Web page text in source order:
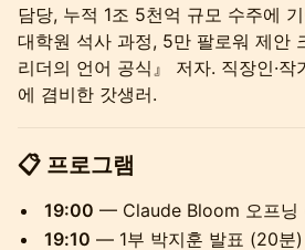
담당, 누적 1조 5천억 규모 수주에
대학원 석사 과정, 5만 팔로워 제안
리더의 언어 공식』 저자. 직장인·작
에 겸비한 갓생러.
📋 프로그램
19:00 — Claude Bloom 오프닝
19:10 — 1부 박지훈 발표 (20분)